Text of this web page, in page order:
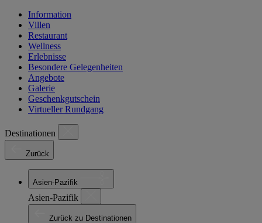
Information
Villen
Restaurant
Wellness
Erlebnisse
Besondere Gelegenheiten
Angebote
Galerie
Geschenkgutschein
Virtueller Rundgang
Destinationen
Zurück
Asien-Pazifik
Asien-Pazifik
Zurück zu Destinationen